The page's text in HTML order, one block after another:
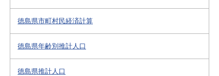
徳島県市町村民経済計算
徳島県年齢別推計人口
徳島県推計人口